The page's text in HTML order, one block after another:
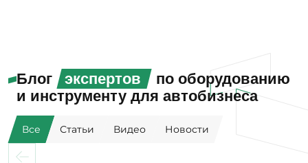
Блог экспертов
по оборудованию
и инструменту для автобизнеса
Все Статьи Видео Новости